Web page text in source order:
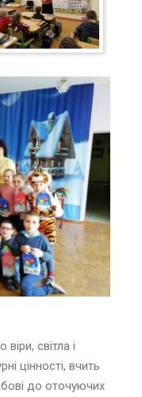
світла і
цінності, вчить
до оточуючих